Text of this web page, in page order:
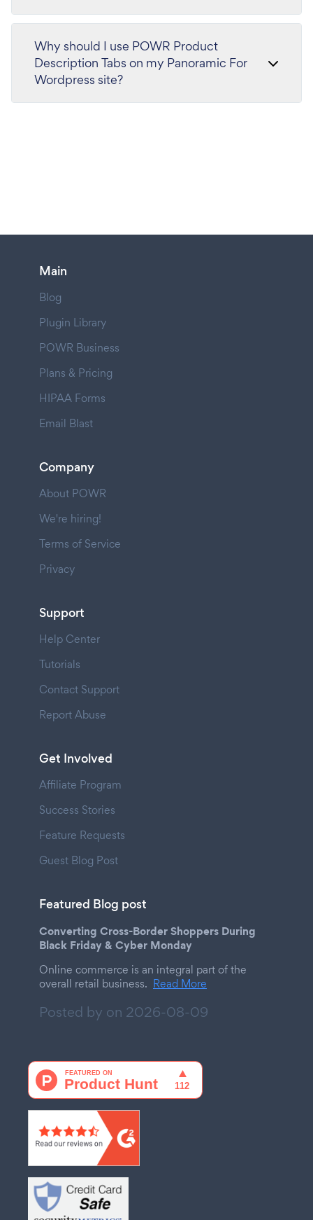
Why should I use POWR Product
Description Tabs on my Panoramic For
Wordpress site?
Main
Blog
Plugin Library
POWR Business
Plans & Pricing
HIPAA Forms
Email Blast
Company
About POWR
We're hiring!
Terms of Service
Privacy
Support
Help Center
Tutorials
Contact Support
Report Abuse
Get Involved
Affiliate Program
Success Stories
Feature Requests
Guest Blog Post
Featured Blog post
Converting Cross-Border Shoppers During
Black Friday & Cyber Monday
Online commerce is an integral part of the
overall retail business. Read More
Posted by on 2026-08-09